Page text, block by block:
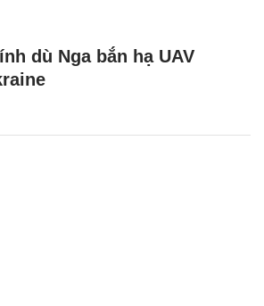
dù Nga bắn hạ UAV